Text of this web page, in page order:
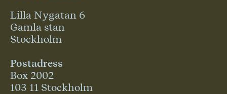
Lilla Nygatan 6
Gamla stan
Stockholm
Postadress
Box 2002
103 11 Stockholm